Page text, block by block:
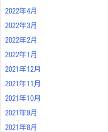
2022年4月
2022年3月
2022年2月
2022年1月
2021年12月
2021年11月
2021年10月
2021年9月
2021年8月